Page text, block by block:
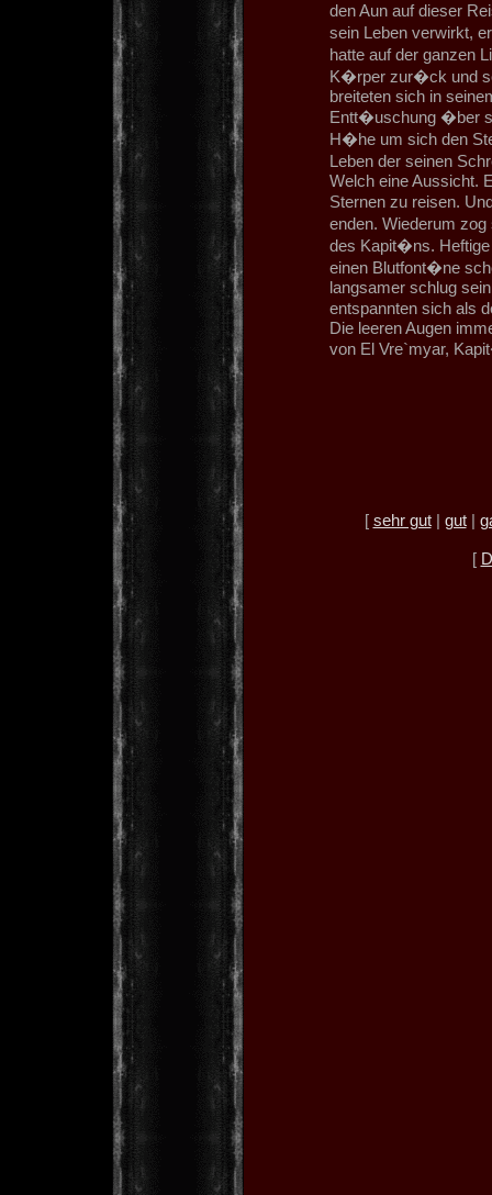
den Aun auf dieser
sein Leben verwirkt,
hatte auf der ganzen
K�rper zur�ck und
breiteten sich in
Entt�uschung �ber
H�he um sich den
Leben der seinen
Welch eine Aussicht.
Sternen zu reisen.
enden. Wiederum
des Kapit�ns.
einen Blutfont�ne
langsamer schlug
entspannten sich als
Die leeren Augen
von El Vre`myar,
[ sehr gut| gut|
[